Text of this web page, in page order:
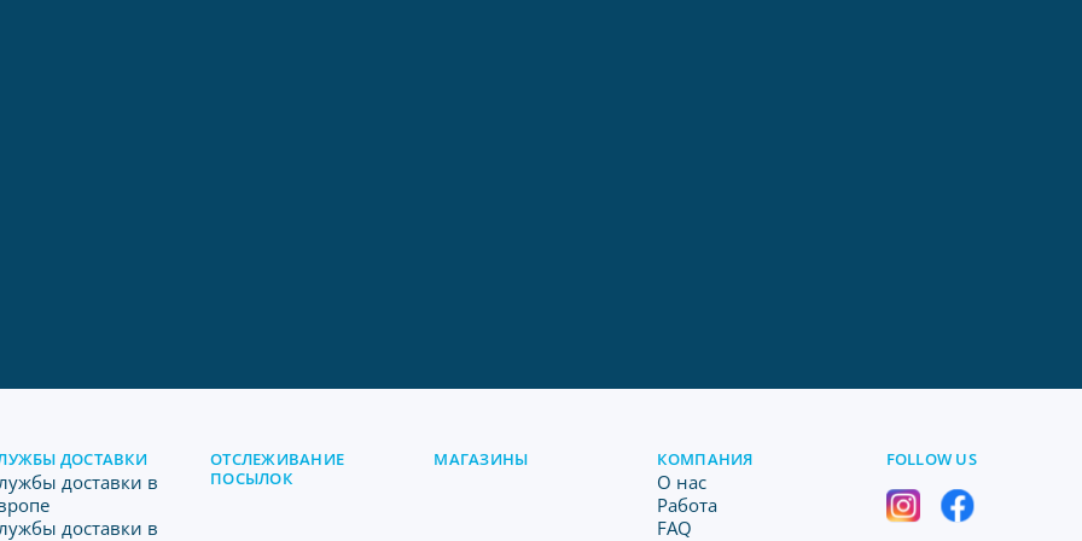
ДОСТАВКИ
доставки в
доставки в
ОТСЛЕЖИВАНИЕ
ПОСЫЛОК
МАГАЗИНЫ КОМПАНИЯ
O нас
Работа
FAQ
FOLLOW US